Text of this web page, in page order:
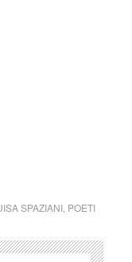
SPAZIANI, POETI